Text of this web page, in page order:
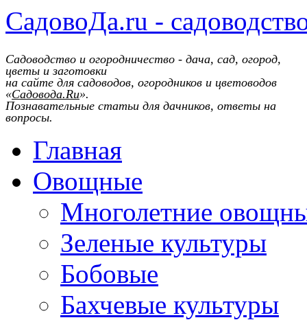
СадовоДа.ru -
Садоводство и огородничество - дача, сад, огород,
цветы и заготовки
на сайте для садоводов, огородников и цветоводов
«Садовода.Ru».
Познавательные статьи для дачников, ответы на
вопросы.
Главная
Овощные
Многолетние
Зеленые культуры
Бобовые
Бахчевые культуры